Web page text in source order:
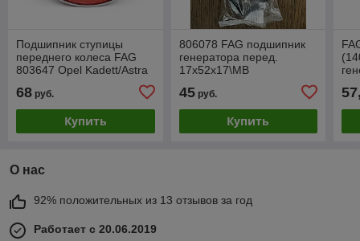
Подшипник ступицы
переднего колеса FAG
803647 Opel Kadett/Astra
68 руб.
Купить
806078 FAG подшипник
генератора перед.
17x52x17\MB
45руб.
Купить
О нас
92% положительных из 13 отзывов за год
Работает с 20.06.2019